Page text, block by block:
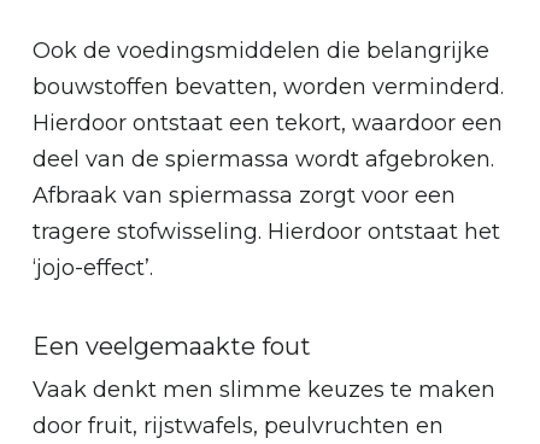
Ook de voedingsmiddelen die belangrijke
bouwstoffen bevatten, worden verminderd.
Hierdoor ontstaat een tekort, waardoor een
deel van de spiermassa wordt afgebroken.
Afbraak van spiermassa zorgt voor een
tragere stofwisseling. Hierdoor ontstaat het
‘jojo-effect’.
Een veelgemaakte fout
Vaak denkt men slimme keuzes te maken
door fruit, rijstwafels, peulvruchten en